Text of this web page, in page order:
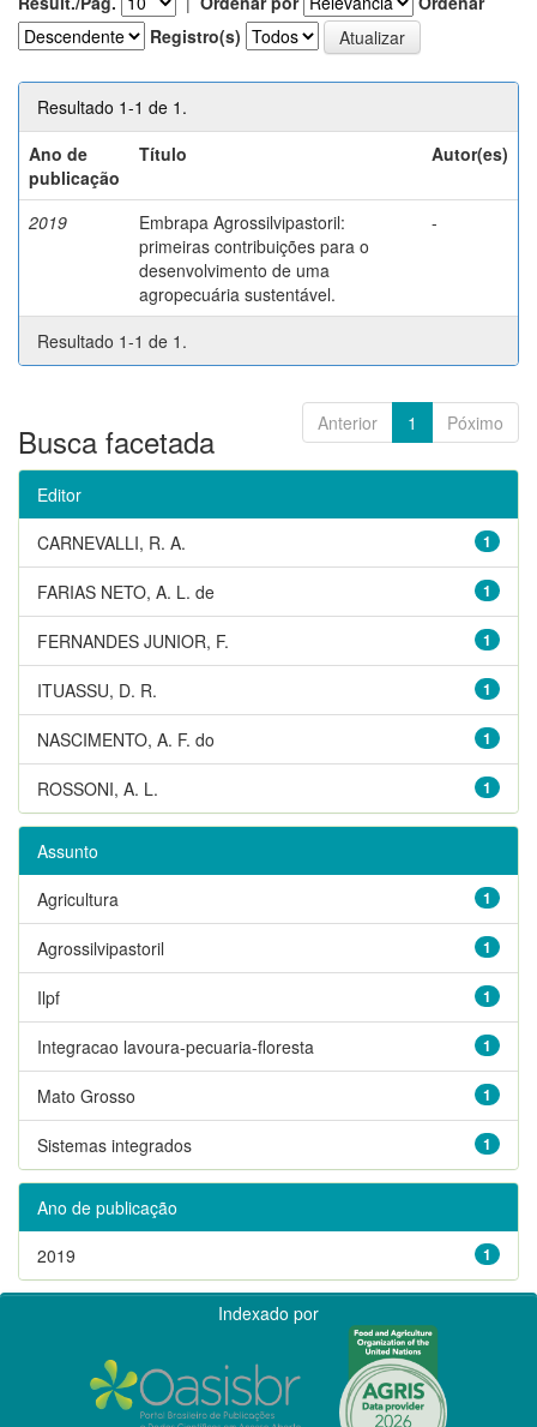
Registro(s)
Resultado 1-1 de 1.
Ano de
publicação
Título Autor(es)
2019
Embrapa Agrossilvipastoril:
primeiras contribuições para o
desenvolvimento de uma
agropecuária sustentável.
-
Resultado 1-1 de 1.
Anterior 1 Póximo
Busca facetada
Editor
1
CARNEVALLI, R. A.
1
FARIAS NETO, A. L. de
1
FERNANDES JUNIOR, F.
1
ITUASSU, D. R.
1
NASCIMENTO, A. F. do
1
ROSSONI, A. L.
Assunto
1
Agricultura
1
Agrossilvipastoril
1
Ilpf
1
Integracao lavoura-pecuaria-floresta
1
Mato Grosso
1
Sistemas integrados
Ano de publicação
1
2019
Indexado por